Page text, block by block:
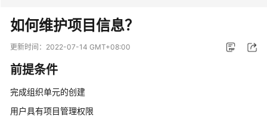
最
新
动
户
指
如何维护项目信息？
更新时间： 2022-07-14 GMT+08:00
前提条件
完成组织单元的创建
用户具有项目管理权限